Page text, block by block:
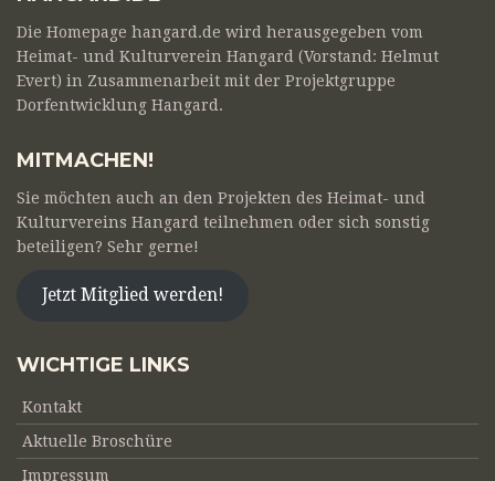
Die Homepage hangard.de wird herausgegeben vom
Heimat- und Kulturverein Hangard (Vorstand: Helmut
Evert) in Zusammenarbeit mit der Projektgruppe
Dorfentwicklung Hangard.
MITMACHEN!
Sie möchten auch an den Projekten des Heimat- und
Kulturvereins Hangard teilnehmen oder sich sonstig
beteiligen? Sehr gerne!
Jetzt Mitglied werden!
WICHTIGE LINKS
Kontakt
Aktuelle Broschüre
Impressum